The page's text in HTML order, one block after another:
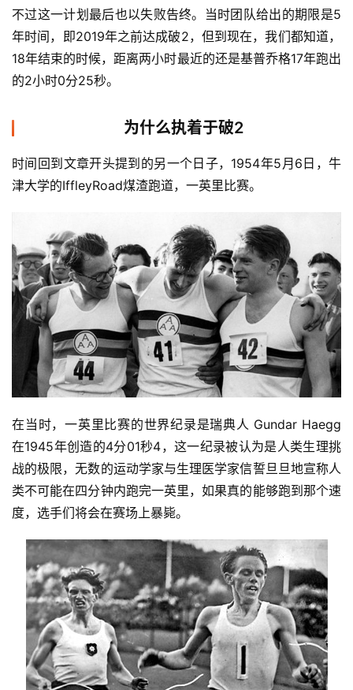
不过这一计划最后也以失败告终。当时团队给出的期限是5
年时间，即2019年之前达成破2，但到现在，我们都知道，
18年结束的时候，距离两小时最近的还是基普乔格17年跑出
的2小时0分25秒。
为什么执着于破2
时间回到文章开头提到的另一个日子，1954年5月6日，牛
津大学的IffleyRoad煤渣跑道，一英里比赛。
在当时，一英里比赛的世界纪录是瑞典人 Gundar Haegg
在1945年创造的4分01秒4，这一纪录被认为是人类生理挑
战的极限，无数的运动学家与生理医学家信誓旦旦地宣称人
类不可能在四分钟内跑完一英里，如果真的能够跑到那个速
度，选手们将会在赛场上暴毙。